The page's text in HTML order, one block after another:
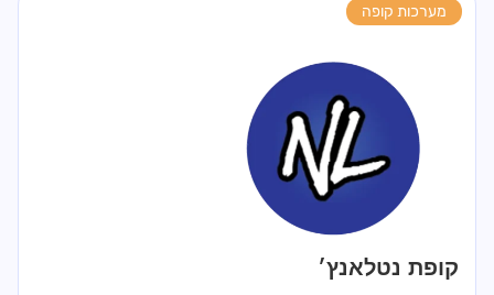
מערכות קופה
קופת נטלאנץ׳